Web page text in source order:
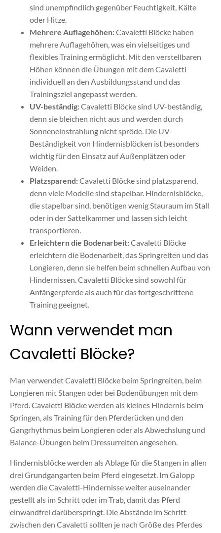
sind unempfindlich gegenüber Feuchtigkeit, Kälte
oder Hitze.
Mehrere Auflagehöhen:Cavaletti Blöcke haben
mehrere Auflagehöhen, was ein vielseitiges und
flexibles Training ermöglicht. Mit den verstellbaren
Höhen können die Übungen mit dem Cavaletti
individuell an den Ausbildungsstand und das
Trainingsziel angepasst werden.
UV-beständig:Cavaletti Blöcke sind UV-beständig,
denn sie bleichen nicht aus und werden durch
Sonneneinstrahlung nicht spröde. Die UV-
Beständigkeit von Hindernisblöcken ist besonders
wichtig für den Einsatz auf Außenplätzen oder
Weiden.
Platzsparend:Cavaletti Blöcke sind platzsparend,
denn viele Modelle sind stapelbar. Hindernisblöcke,
die stapelbar sind, benötigen wenig Stauraum im Stall
oder in der Sattelkammer und lassen sich leicht
transportieren.
Erleichtern die Bodenarbeit:Cavaletti Blöcke
erleichtern die Bodenarbeit, das Springreiten und das
Longieren, denn sie helfen beim schnellen Aufbau von
Hindernissen. Cavaletti Blöcke sind sowohl für
Anfängerpferde als auch für das fortgeschrittene
Training geeignet.
Wann verwendet man
Cavaletti Blöcke?
Man verwendet Cavaletti Blöcke beim Springreiten, beim
Longieren mit Stangen oder bei Bodenübungen mit dem
Pferd. Cavaletti Blöcke werden als kleines Hindernis beim
Springen, als Training für den Pferderücken und den
Gangrhythmus beim Longieren oder als Abwechslung und
Balance-Übungen beim Dressurreiten angesehen.
Hindernisblöcke werden als Ablage für die Stangen in allen
drei Grundgangarten beim Pferd eingesetzt. Im Galopp
werden die Cavaletti-Hindernisse weiter auseinander
gestellt als im Schritt oder im Trab, damit das Pferd
einwandfrei darüberspringt. Die Abstände im Schritt
zwischen den Cavaletti sollten je nach Größe des Pferdes